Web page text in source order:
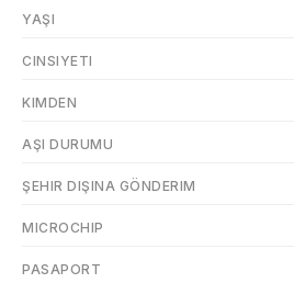
YAŞI
CINSIYETI
KIMDEN
AŞI DURUMU
ŞEHIR DIŞINA GÖNDERIM
MICROCHIP
PASAPORT